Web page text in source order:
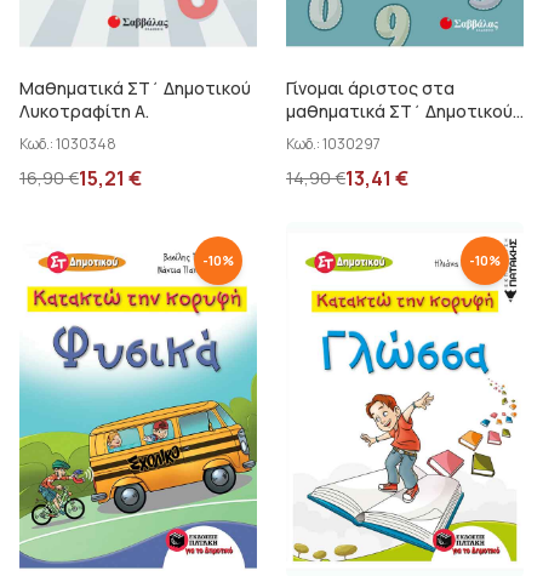
Μαθηματικά ΣΤ΄ Δημοτικού
Λυκοτραφίτη Α.
Κωδ.:1030348
16,90€15,21 €
Γίνομαι άριστος στα
μαθηματικά ΣΤ΄ Δημοτικού
Λυκοτραφίτη Α.
Κωδ.:1030297
14,90€13,41 €
-10% -10%